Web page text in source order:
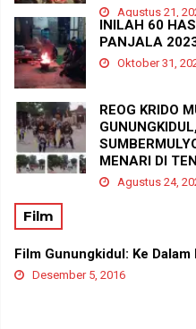
Agustus 21,
INILAH 60
PANJALA
Oktober 31,
REOG KRIDO
MENARI DI
Agustus 24,
Film
Film Gunungkidul: Ke
Desember 5, 2016